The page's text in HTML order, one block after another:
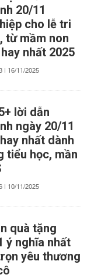
20/11
cho lễ tri
từ mầm non
nhất 2025
| 16/11/2025
lời dẫn
ngày 20/11
nhất dành
tiểu học, mần
| 10/11/2025
quà tặng
ý nghĩa nhất
yêu thương